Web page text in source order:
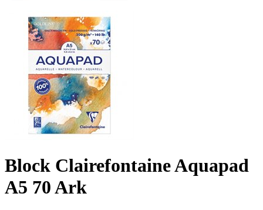
Block Clairefontaine Aquapad
A5 70 Ark